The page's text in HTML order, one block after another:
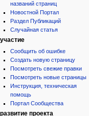
названий страниц
Новостной Портал
Раздел Публикаций
Случайная статья
участие
Сообщить об ошибке
Создать новую страницу
Посмотреть свежие правки
Посмотреть новые страницы
Инструкция, техническая
помощь
Портал Сообщества
развитие проекта